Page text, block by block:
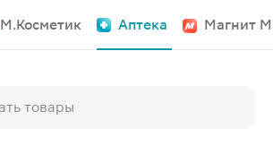
М.Косметик Аптека Магнит